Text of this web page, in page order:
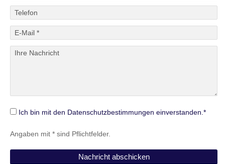
Ich bin mit den Datenschutzbestimmungen einverstanden.*
Angaben mit * sind Pflichtfelder.